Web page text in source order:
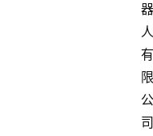
器
人
有
限
公
司